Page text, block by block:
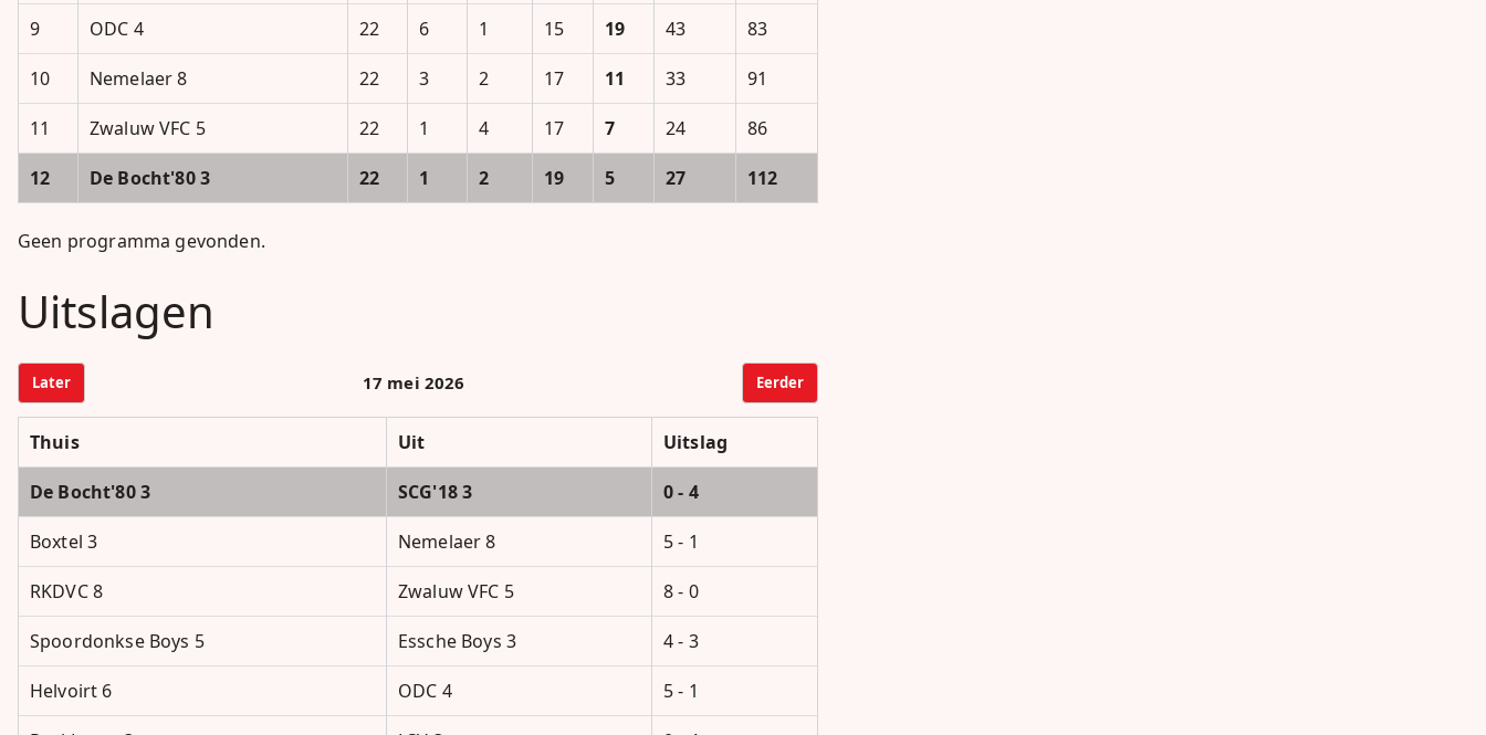
9 ODC 4 22 6 1 15 19 43 83
10 Nemelaer 8 22 3 2 17 11 33 91
11 Zwaluw VFC 5 22 1 4 17 7 24 86
12 De Bocht'80 3 22 1 2 19 5 27 112
Geen programma gevonden.
Uitslagen
Later 17 mei 2026 Eerder
Thuis Uit Uitslag
De Bocht'80 3 SCG'18 3 0 - 4
Boxtel 3 Nemelaer 8 5 - 1
RKDVC 8 Zwaluw VFC 5 8 - 0
Spoordonkse Boys 5 Essche Boys 3 4 - 3
Helvoirt 6 ODC 4 5 - 1